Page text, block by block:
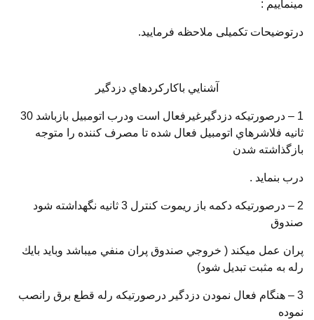
مينماييم :
درتوضیحات تکمیلی ملاحظه فرمایید.
آشنايي باكاركردهاي دزدگير
1 – درصورتيكه دزدگيرغيرفعال است ودرب اتومبيل بازباشد 30
ثانيه فلاشرهاي اتومبيل فعال شده تا مصرف كننده را متوجه
بازگذاشته شدن
درب بنمايد .
2 – درصورتيكه دكمه باز ريموت كنترل 3 ثانيه نگهداشته شود
صندوق
پران عمل ميكند ( خروجي صندوق پران منفي ميباشد وبايد بايك
رله به مثبت تبديل شود)
3 – هنگام فعال نمودن دزدگير درصورتيكه رله قطع برق رانصب
نموده